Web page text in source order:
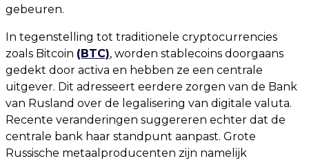
gebeuren.
In tegenstelling tot traditionele cryptocurrencies
zoals Bitcoin (BTC), worden stablecoins doorgaans
gedekt door activa en hebben ze een centrale
uitgever. Dit adresseert eerdere zorgen van de Bank
van Rusland over de legalisering van digitale valuta.
Recente veranderingen suggereren echter dat de
centrale bank haar standpunt aanpast. Grote
Russische metaalproducenten zijn namelijk